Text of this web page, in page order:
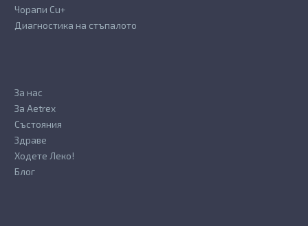
Чорапи Cu+
Диагностика на стъпалото
За нас
За Aetrex
Състояния
Здраве
Ходете Леко!
Блог